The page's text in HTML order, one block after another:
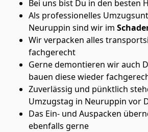
Bei uns bist Du in den besten
Als professionelles
Neuruppin sind wir im
Wir verpacken alles
fachgerecht
Gerne demontieren wir auch
bauen diese wieder
Zuverlässig und pünktlich
Umzugstag in Neuruppin vor
Das Ein- und Auspacken
ebenfalls gerne